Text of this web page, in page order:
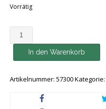
Vorrätig
Tropi
Clean
Trockenshampoo
220
In den Warenkorb
Artikelnummer: 57300Kategorie: